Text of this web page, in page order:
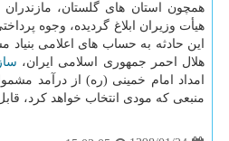
همچون استان های گلستان،
هیأت وزیران ابلاغ گردیده، وجوه
این حادثه به حساب های اعلامی
هلال احمر جمهوری اسلامی ایران،
منبعی كه مودی انتخاب خواهد كرد،